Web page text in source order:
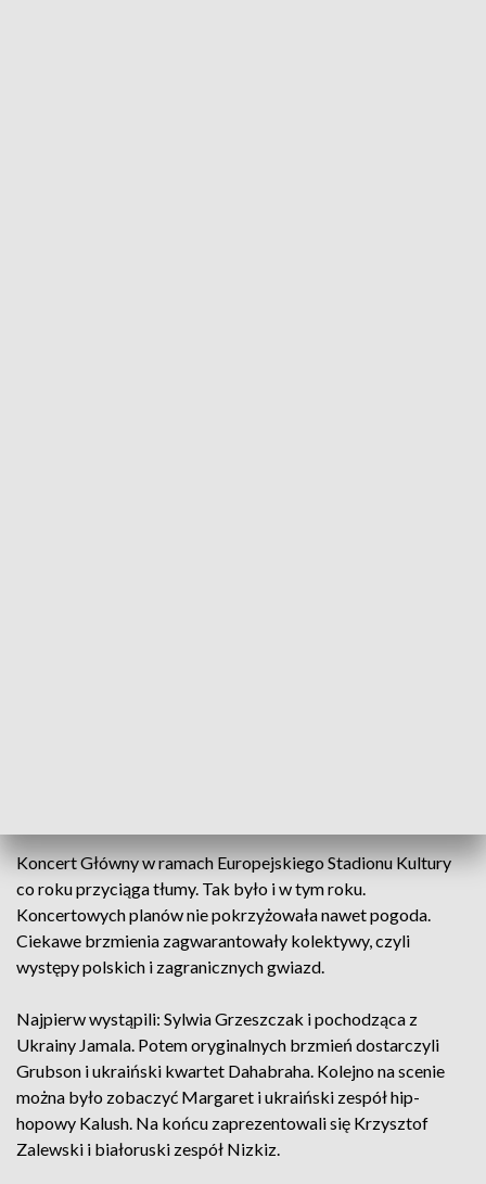
Koncert Główny w ramach Europejskiego Stadionu Kultury
co roku przyciąga tłumy. Tak było i w tym roku.
Koncertowych planów nie pokrzyżowała nawet pogoda.
Ciekawe brzmienia zagwarantowały kolektywy, czyli
występy polskich i zagranicznych gwiazd.
Najpierw wystąpili: Sylwia Grzeszczak i pochodząca z
Ukrainy Jamala. Potem oryginalnych brzmień dostarczyli
Grubson i ukraiński kwartet Dahabraha. Kolejno na scenie
można było zobaczyć Margaret i ukraiński zespół hip-
hopowy Kalush. Na końcu zaprezentowali się Krzysztof
Zalewski i białoruski zespół Nizkiz.